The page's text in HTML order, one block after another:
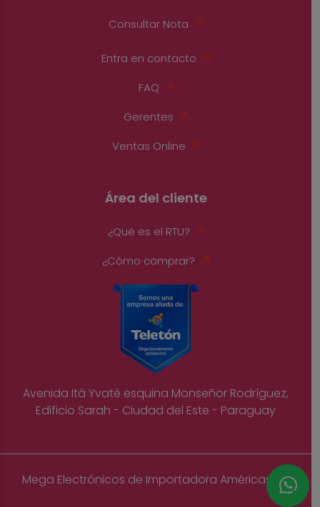
Consultar Nota
Entra en contacto
FAQ
Gerentes
Ventas Online
Área del cliente
¿Qué es el RTU?
¿Cómo comprar?
Avenida Itá Yvaté esquina Monseñor Rodríguez,
Edificio Sarah - Ciudad del Este - Paraguay
Mega Electrónicos de Importadora Américas S.A